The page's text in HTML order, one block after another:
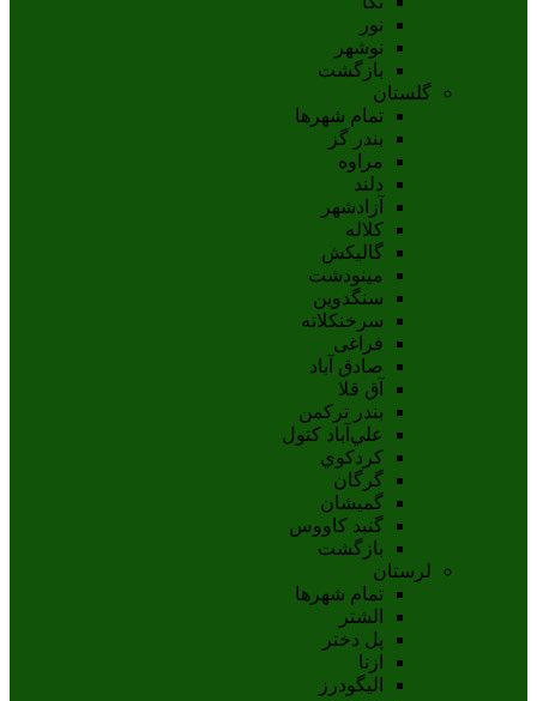
نور
نوشهر
بازگشت
گلستان
تمام شهر‌ها
بندر گز
مراوه
دلند
آزادشهر
کلاله
گالیکش
مینودشت
سنگدوین
سرخنکلاته
فراغی
صادق آباد
آق قلا
بندر ترکمن
علي‌آباد کتول
کردکوي
گرگان
گميشان
گنبد کاووس
بازگشت
لرستان
تمام شهر‌ها
الشتر
پل دختر
ازنا
اليگودرز